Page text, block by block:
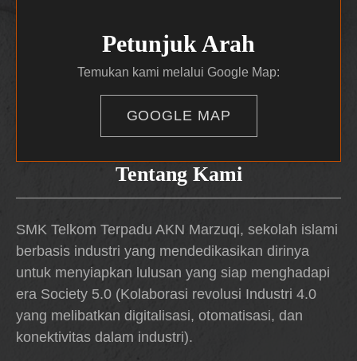
Tentang Kami
SMK Telkom Terpadu AKN Marzuqi, sekolah islami
berbasis industri yang mendedikasikan dirinya
untuk menyiapkan lulusan yang siap menghadapi
era Society 5.0 (Kolaborasi revolusi Industri 4.0
yang melibatkan digitalisasi, otomatisasi, dan
konektivitas dalam industri).
Petunjuk Arah
Temukan kami melalui Google Map:
GOOGLE MAP